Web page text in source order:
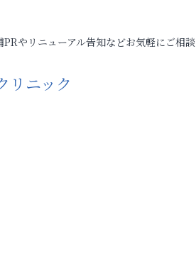
やリニューアル告知などお気軽にご相
リニック